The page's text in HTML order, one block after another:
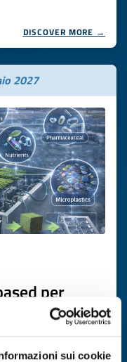
sui cookie
DISCOVER MORE →
2027
per
reflue